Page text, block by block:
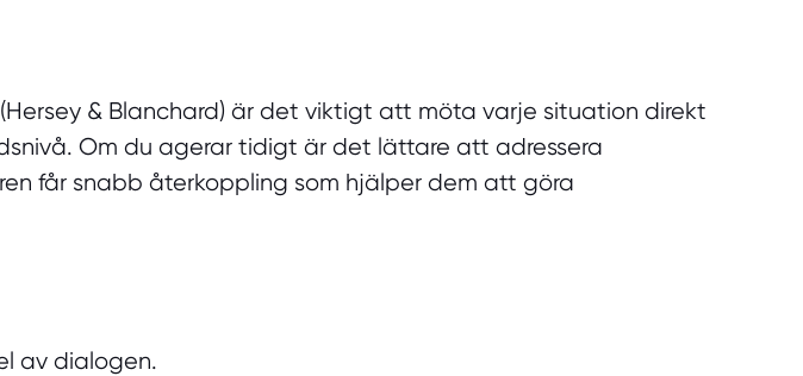
& Blanchard) är det viktigt att möta varje situation direkt
Om du agerar tidigt är det lättare att adressera
får snabb återkoppling som hjälper dem att göra
av dialogen.